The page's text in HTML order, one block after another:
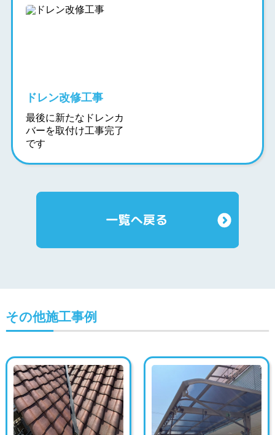
ドレン改修工事
最後に新たなドレンカ
バーを取付け工事完了
です
その他施工事例